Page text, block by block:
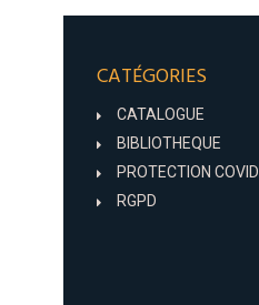
CATÉGORIES
CATALOGUE
BIBLIOTHEQUE
PROTECTION COVID
RGPD